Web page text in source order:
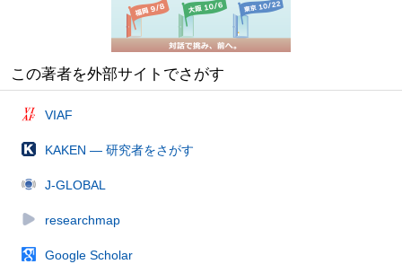
この著者を外部サイトでさがす
VIAF
KAKEN — 研究者をさがす
J-GLOBAL
researchmap
Google Scholar